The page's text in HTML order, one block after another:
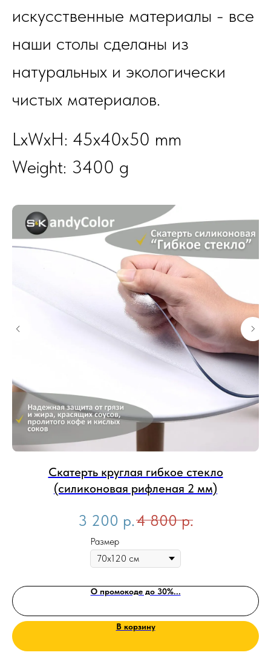
искусственные материалы - все
наши столы сделаны из
натуральных и экологически
чистых материалов.
LxWxH: 45x40x50 mm
Weight: 3400 g
Скатерть круглая гибкое стекло
(силиконовая рифленая 2 мм)
3 200 р.4 800 р.
Размер
О промокоде до 30%...
В корзину